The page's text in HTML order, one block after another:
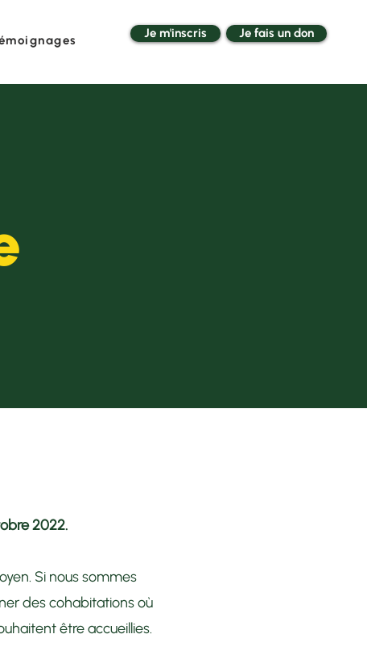
Je m'inscris Je fais un don
2022.
Si nous sommes
des cohabitations où
être accueillies.